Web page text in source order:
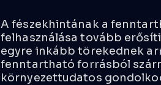
A fészekhintának a
felhasználása tovább
egyre inkább törekednek
fenntartható forrásból
környezettudatos